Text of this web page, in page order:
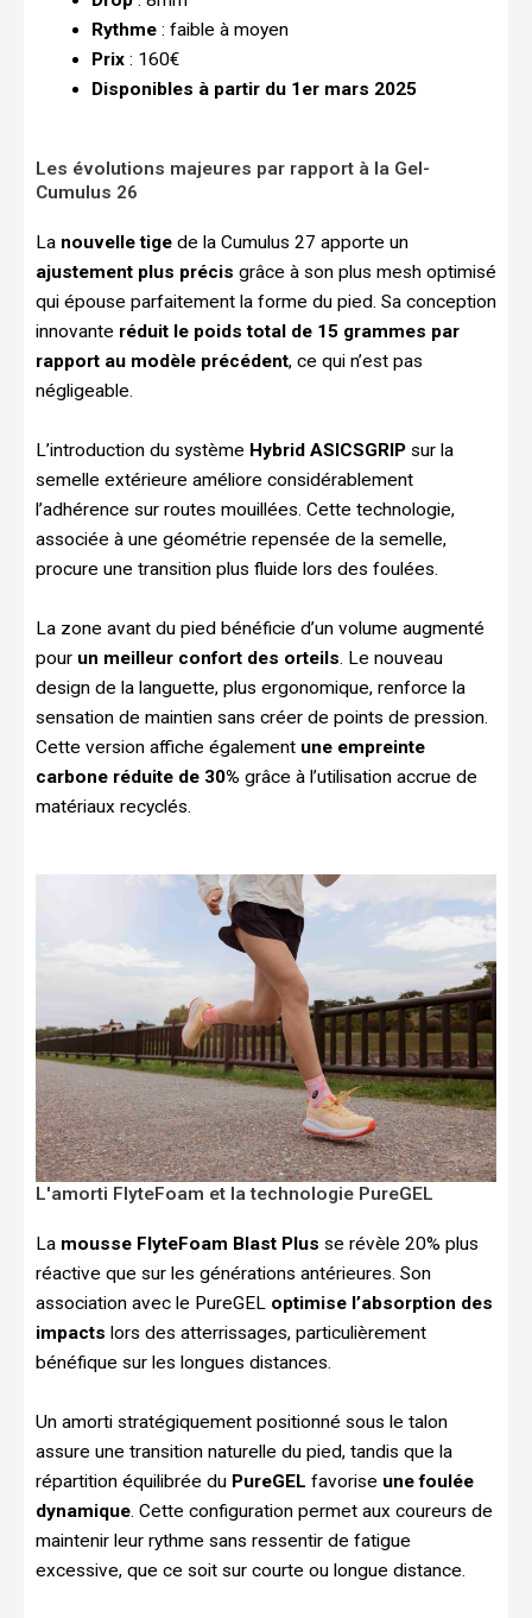
Rythme : faible à moyen
Prix : 160€
Disponibles à partir du 1er mars 2025
Les évolutions majeures par rapport à la Gel-
Cumulus 26
La nouvelle tige de la Cumulus 27 apporte un
ajustement plus précis grâce à son plus mesh optimisé
qui épouse parfaitement la forme du pied. Sa conception
innovante réduit le poids total de 15 grammes par
rapport au modèle précédent, ce qui n’est pas
négligeable.
L’introduction du système Hybrid ASICSGRIP sur la
semelle extérieure améliore considérablement
l’adhérence sur routes mouillées. Cette technologie,
associée à une géométrie repensée de la semelle,
procure une transition plus fluide lors des foulées.
La zone avant du pied bénéficie d’un volume augmenté
pour un meilleur confort des orteils . Le nouveau
design de la languette, plus ergonomique, renforce la
sensation de maintien sans créer de points de pression.
Cette version affiche également une empreinte
carbone réduite de 30% grâce à l’utilisation accrue de
matériaux recyclés.
L'amorti FlyteFoam et la technologie PureGEL
La mousse FlyteFoam Blast Plus se révèle 20% plus
réactive que sur les générations antérieures. Son
association avec le PureGEL optimise l’absorption des
impacts lors des atterrissages, particulièrement
bénéfique sur les longues distances.
Un amorti stratégiquement positionné sous le talon
assure une transition naturelle du pied, tandis que la
répartition équilibrée du PureGEL favorise une foulée
dynamique. Cette configuration permet aux coureurs de
maintenir leur rythme sans ressentir de fatigue
excessive, que ce soit sur courte ou longue distance.